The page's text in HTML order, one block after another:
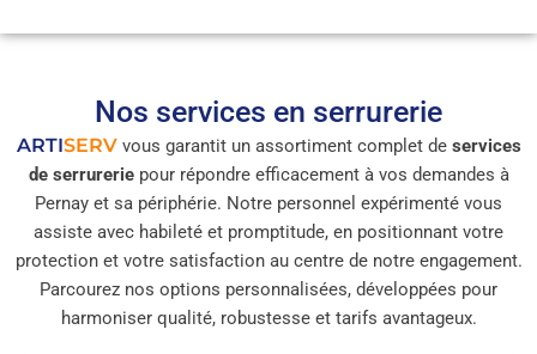
Nos services en serrurerie
ARTISERVvous garantit un assortiment complet de services
de serrureriepour répondre efficacement à vos demandes à
Pernay et sa périphérie. Notre personnel expérimenté vous
assiste avec habileté et promptitude, en positionnant votre
protection et votre satisfaction au centre de notre engagement.
Parcourez nos options personnalisées, développées pour
harmoniser qualité, robustesse et tarifs avantageux.